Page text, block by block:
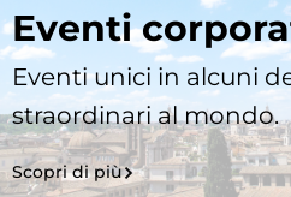
Eventi
Eventi unici in alcuni
straordinari al mondo.
Scopri di più